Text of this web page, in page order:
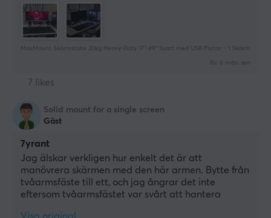
MaxMount Skärmstativ 20kg Heavy-Duty 17”-49” Svart med USB Portar - 1 Skärm
för 8 mån. sen
7 likes
Solid mount for a single screen
Gäst
7yrant
Jag älskar verkligen hur enkelt det är att
manövrera skärmen med den här armen. Bytte från
tvåarmsfäste till ett, och jag ångrar det inte
eftersom tvåarmsfästet var svårt att hantera